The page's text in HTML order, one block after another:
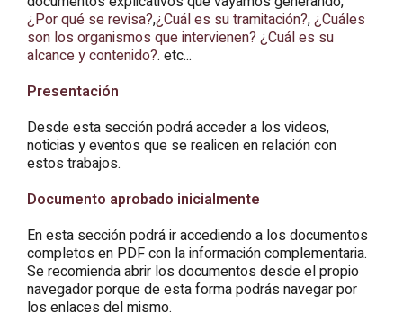
¿Por qué se revisa?,¿Cuál es su tramitación?,¿Cuáles
son los organismos que intervienen? ¿Cuál es su
alcance y contenido?. etc...
Presentación
Desde esta sección podrá acceder a los videos,
noticias y eventos que se realicen en relación con
estos trabajos.
Documento aprobado inicialmente
En esta sección podrá ir accediendo a los documentos
completos en PDF con la información complementaria.
Se recomienda abrir los documentos desde el propio
navegador porque de esta forma podrás navegar por
los enlaces del mismo.